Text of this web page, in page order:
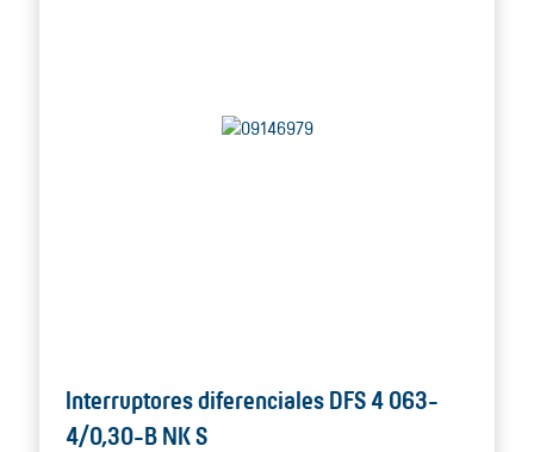
Interruptores diferenciales DFS 4 063-
4/0,30-B NK S